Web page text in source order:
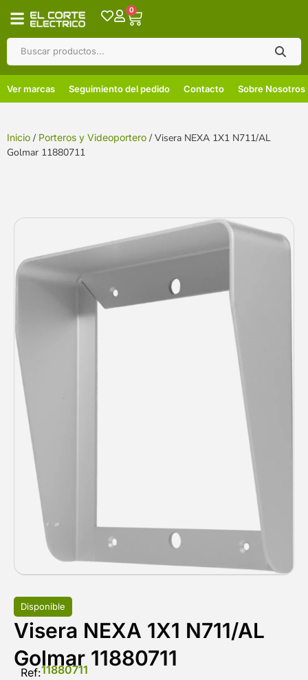
0
Ver marcas Seguimiento del pedido Contacto Sobre Nosotros
Inicio / Porteros y Videoportero / Visera NEXA 1X1 N711/AL
Golmar 11880711
Disponible
Visera NEXA 1X1 N711/AL
Golmar 11880711
Ref:11880711